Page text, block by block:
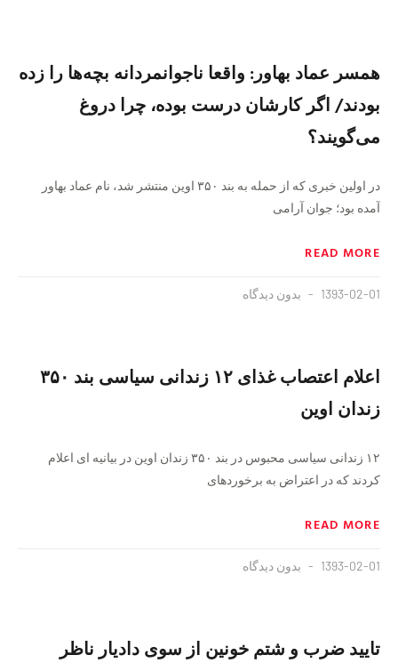
همسر عماد بهاور: واقعا ناجوانمردانه بچه‌ها را زده
بودند/ اگر کارشان درست بوده، چرا دروغ
می‌گویند؟
در اولین خبری که از حمله به بند ۳۵۰ اوین منتشر شد، نام عماد بهاور
آمده بود؛ جوان آرامی
READ MORE
1393-02-01 بدون دیدگاه
اعلام اعتصاب غذای ۱۲ زندانی سیاسی بند ۳۵۰
زندان اوین
۱۲ زندانی سیاسی محبوس در بند ۳۵۰ زندان اوین در بیانیه ای اعلام
کردند که در اعتراض به برخوردهای
READ MORE
1393-02-01 بدون دیدگاه
تایید ضرب و شتم خونین از سوی دادیار ناظر